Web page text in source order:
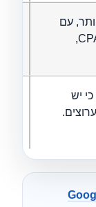
עם
הבנה טובה של CPA/ROAS,
יש